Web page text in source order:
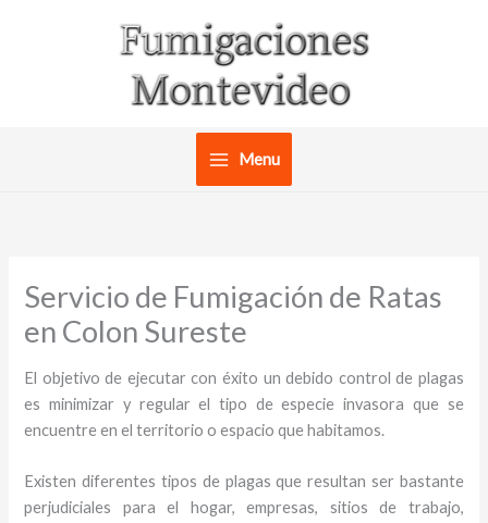
Menu
Servicio de Fumigación de Ratas
en Colon Sureste
El objetivo de ejecutar con éxito un debido control de plagas
es minimizar y regular el tipo de especie invasora que se
encuentre en el territorio o espacio que habitamos.
Existen diferentes tipos de plagas que resultan ser bastante
perjudiciales para el hogar, empresas, sitios de trabajo,